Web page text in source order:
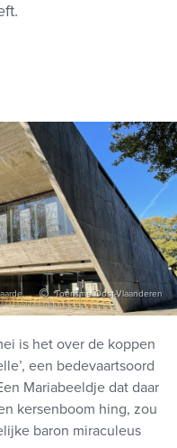
Toerisme Oost-Vlaanderen
is het over de koppen
een bedevaartsoord
Mariabeeldje dat daar
kersenboom hing, zou
baron miraculeus